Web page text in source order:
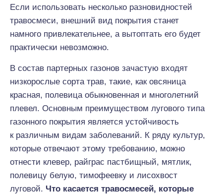
Если использовать несколько разновидностей
травосмеси, внешний вид покрытия станет
намного привлекательнее, а вытоптать его будет
практически невозможно.
В состав партерных газонов зачастую входят
низкорослые сорта трав, такие, как овсяница
красная, полевица обыкновенная и многолетний
плевел. Основным преимуществом лугового типа
газонного покрытия является устойчивость
к различным видам заболеваний. К ряду культур,
которые отвечают этому требованию, можно
отнести клевер, райграс пастбищный, мятлик,
полевицу белую, тимофеевку и лисохвост
луговой. Что касается травосмесей, которые